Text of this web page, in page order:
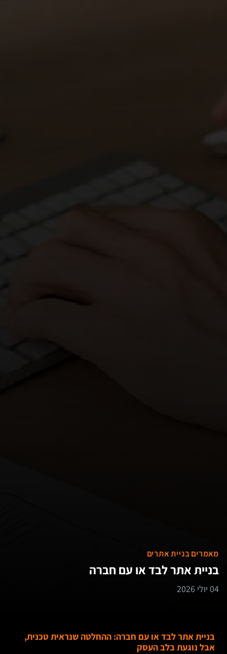
מאמרים בניית אתרים
בניית אתר לבד או עם חברה
04 יולי 2026
בניית אתר לבד או עם חברה: ההחלטה שנראית טכנית,
אבל נוגעת בלב העסק